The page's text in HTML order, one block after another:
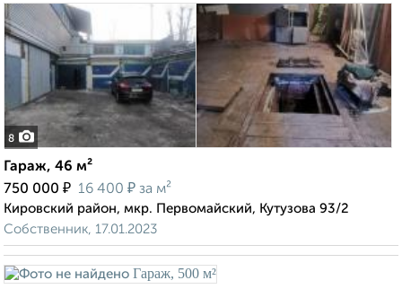
8
Гараж, 46 м²
750 000 ₽ 16 400 ₽ за м²
Кировский район, мкр. Первомайский, Кутузова 93/2
Собственник, 17.01.2023